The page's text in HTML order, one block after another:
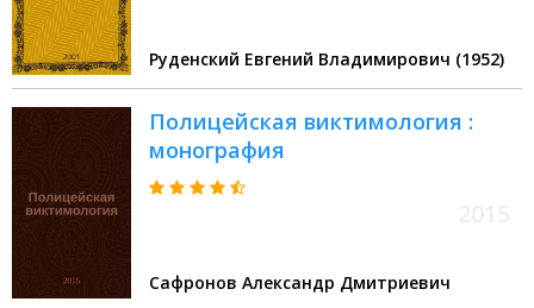
Руденский Евгений Владимирович (1952)
Полицейская виктимология :
монография
Сафронов Александр Дмитриевич